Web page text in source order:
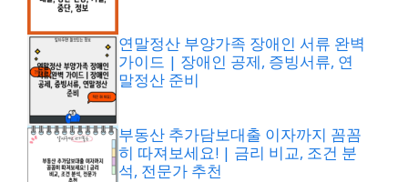
연말정산 부양가족 장애인 서류 완벽
가이드 | 장애인 공제, 증빙서류, 연
말정산 준비
부동산 추가담보대출 이자까지 꼼꼼
히 따져보세요! | 금리 비교, 조건 분
석, 전문가 추천